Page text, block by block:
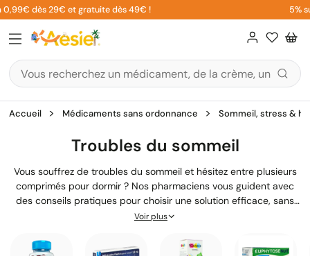
Aller
au
contenu
dès 29€ et gratuite dès 49€ ! 5% sur
Accueil Médicaments sans ordonnance Sommeil, stress &
Troubles du sommeil
Vous souffrez de troubles du sommeil et hésitez entre plusieurs
comprimés pour dormir ? Nos pharmaciens vous guident avec
des conseils pratiques pour choisir une solution efficace, sans
ordonnance, adaptée à votre besoin et à votre rythme de vie.
Voir plus